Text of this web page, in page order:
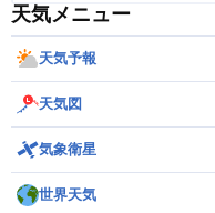
天気メニュー
天気予報
天気図
気象衛星
世界天気